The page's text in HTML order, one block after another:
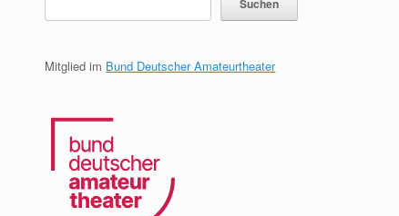
Suchen
Mitglied im Bund Deutscher Amateurtheater